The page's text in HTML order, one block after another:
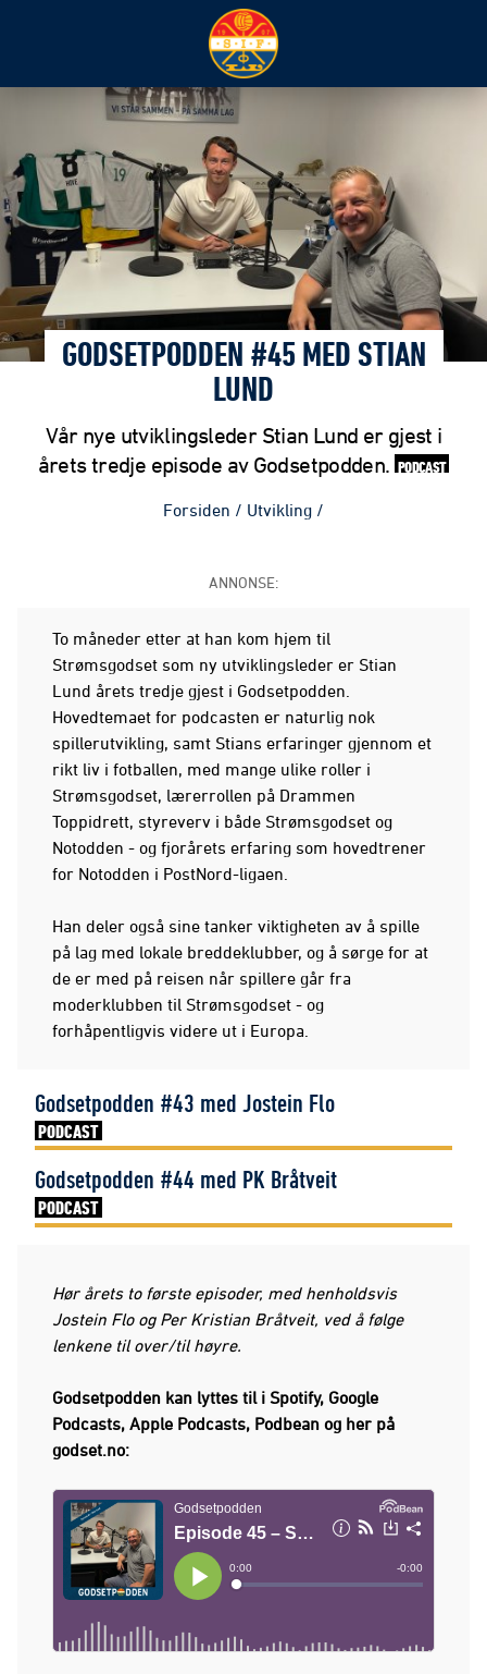
GODSETPODDEN #45 MED STIAN
LUND
Vår nye utviklingsleder Stian Lund er gjest i
årets tredje episode av Godsetpodden. PODCAST
Forsiden / Utvikling /
ANNONSE:
To måneder etter at han kom hjem til
Strømsgodset som ny utviklingsleder er Stian
Lund årets tredje gjest i Godsetpodden.
Hovedtemaet for podcasten er naturlig nok
spillerutvikling, samt Stians erfaringer gjennom et
rikt liv i fotballen, med mange ulike roller i
Strømsgodset, lærerrollen på Drammen
Toppidrett, styreverv i både Strømsgodset og
Notodden - og fjorårets erfaring som hovedtrener
for Notodden i PostNord-ligaen.
Han deler også sine tanker viktigheten av å spille
på lag med lokale breddeklubber, og å sørge for at
de er med på reisen når spillere går fra
moderklubben til Strømsgodset - og
forhåpentligvis videre ut i Europa.
Godsetpodden #43 med Jostein Flo
PODCAST
Godsetpodden #44 med PK Bråtveit
PODCAST
Hør årets to første episoder, med henholdsvis
Jostein Flo og Per Kristian Bråtveit, ved å følge
lenkene til over/til høyre.
Godsetpodden kan lyttes til i Spotify, Google
Podcasts, Apple Podcasts, Podbean og her på
godset.no: